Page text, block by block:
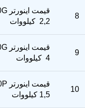
8
2,2 کیلووات
9
4 کیلووات
10
1,5 کیلووات